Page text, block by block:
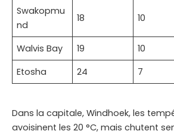
Swakopmu
nd
18 10
Walvis Bay 19 10
Etosha
24 7
Dans la capitale, Windhoek, les
avoisinent les 20 °C, mais chutent